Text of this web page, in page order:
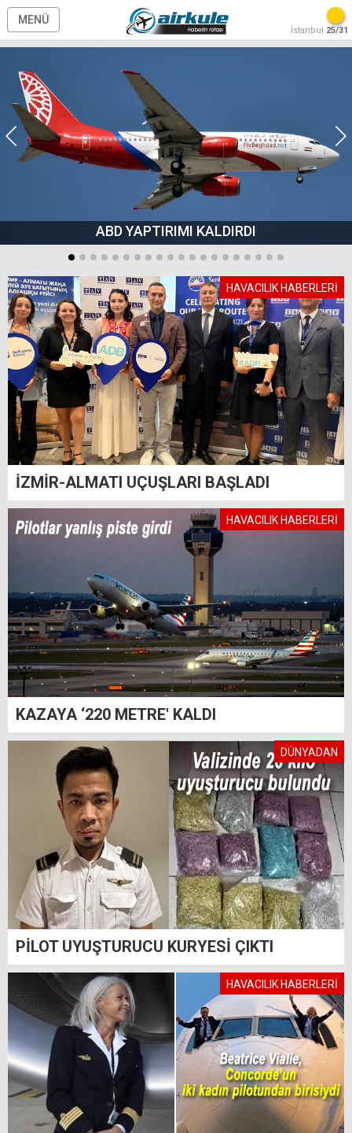
MENÜ
İstanbul 25/31
ABD YAPTIRIMI KALDIRDI
HAVACILIK HABERLERİ
İZMİR-ALMATI UÇUŞLARI BAŞLADI
HAVACILIK HABERLERİ
KAZAYA ‘220 METRE' KALDI
DÜNYADAN
PİLOT UYUŞTURUCU KURYESİ ÇIKTI
HAVACILIK HABERLERİ